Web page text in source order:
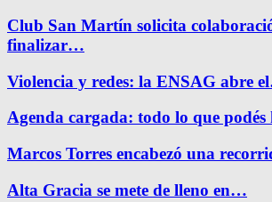
Club San Martín solicita
finalizar…
Violencia y redes: la ENSAG abre
Agenda cargada: todo lo que
Marcos Torres encabezó una
Alta Gracia se mete de lleno en…